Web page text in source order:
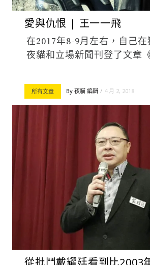
愛與仇恨 | 王一一飛
在2017年8-9月左右，自己在
夜貓和立場新聞刊登了文章
所有文章 By 夜貓 編輯 4 月 2, 2018
從批鬥戴耀廷看到比2003